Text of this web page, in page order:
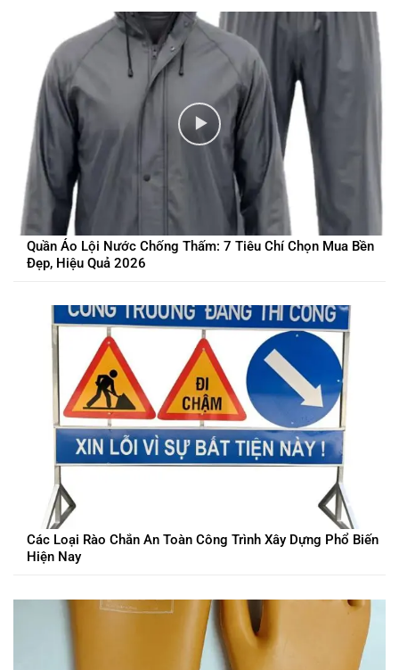
Quần Áo Lội Nước Chống Thấm: 7 Tiêu Chí Chọn Mua Bền
Đẹp, Hiệu Quả 2026
Các Loại Rào Chắn An Toàn Công Trình Xây Dựng Phổ Biến
Hiện Nay